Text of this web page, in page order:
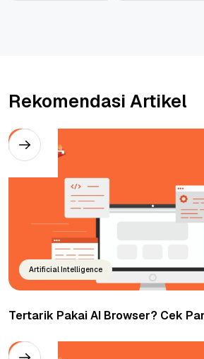
Rekomendasi Artikel
Artificial Intelligence
Tertarik Pakai AI Browser? Cek